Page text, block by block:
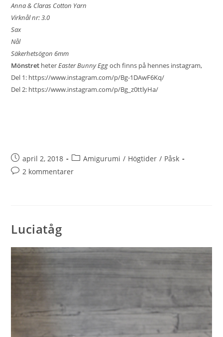
Anna & Claras Cotton Yarn
Virknål nr: 3.0
Sax
Nål
Säkerhetsögon 6mm
Mönstret heterEaster Bunny Eggoch finns på hennes instagram,
Del 1: https://www.instagram.com/p/Bg-1DAwF6Kq/
Del 2: https://www.instagram.com/p/Bg_z0ttlyHa/
april 2, 2018 Amigurumi / Högtider / Påsk
2 kommentarer
Luciatåg